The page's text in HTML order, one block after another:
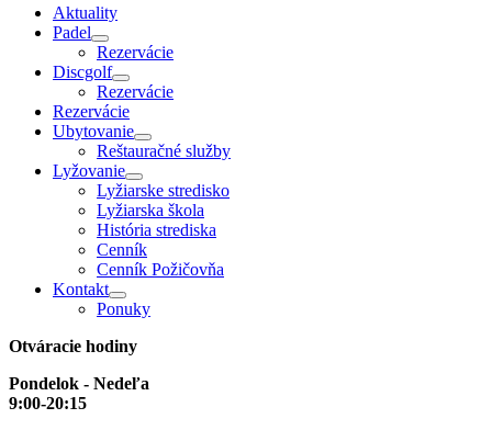
Aktuality
Padel
Rezervácie
Discgolf
Rezervácie
Rezervácie
Ubytovanie
Reštauračné služby
Lyžovanie
Lyžiarske stredisko
Lyžiarska škola
História strediska
Cenník
Cenník Požičovňa
Kontakt
Ponuky
Otváracie hodiny
Pondelok - Nedeľa
9:00-20:15